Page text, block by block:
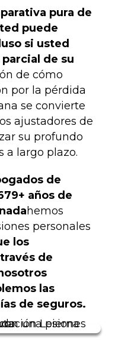
pura de
puede
si usted
de su
de cómo
por la pérdida
se convierte
ajustadores de
su profundo
a largo plazo.
de
años de
hemos
personales
los
de
las
de seguros.